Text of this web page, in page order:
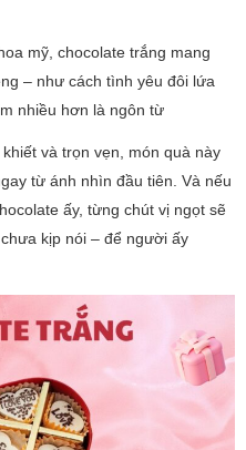
mỹ, chocolate trắng mang
– như cách tình yêu đôi lứa
nhiều hơn là ngôn từ
và trọn vẹn, món quà này
từ ánh nhìn đầu tiên. Và nếu
ấy, từng chút vị ngọt sẽ
kịp nói – để người ấy